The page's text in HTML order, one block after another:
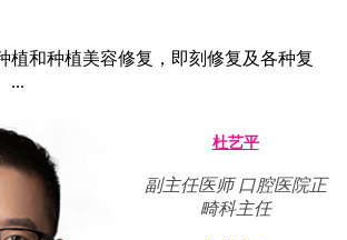
植和种植美容修复，即刻修复及各种复
...
杜艺平
副主任医师 口腔医院正
畸科主任